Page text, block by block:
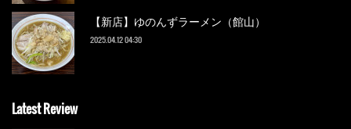
【新店】ゆのんずラーメン（館山）
2025.04.12 04:30
Latest Review